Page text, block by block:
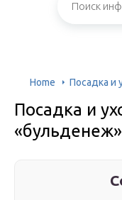
Home Посадка и
Посадка и
«бульденеж»